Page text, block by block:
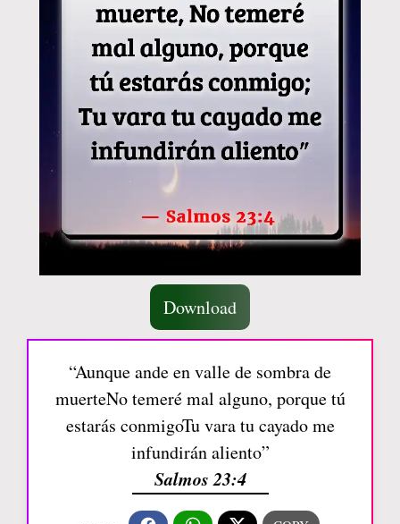
Download
“Aunque ande en valle de sombra de
muerteNo temeré mal alguno, porque tú
estarás conmigoTu vara tu cayado me
infundirán aliento”
Salmos 23:4